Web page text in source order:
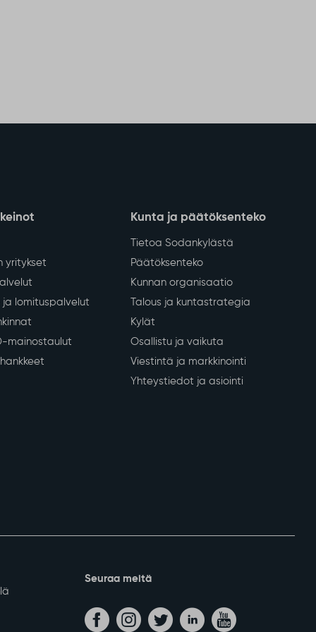
yritykset
lomituspalvelut
mainostaulut
Kunta ja päätöksenteko
Tietoa Sodankylästä
Päätöksenteko
Kunnan organisaatio
Talous ja kuntastrategia
Kylät
Osallistu ja vaikuta
Viestintä ja markkinointi
Yhteystiedot ja asiointi
Seuraa meitä